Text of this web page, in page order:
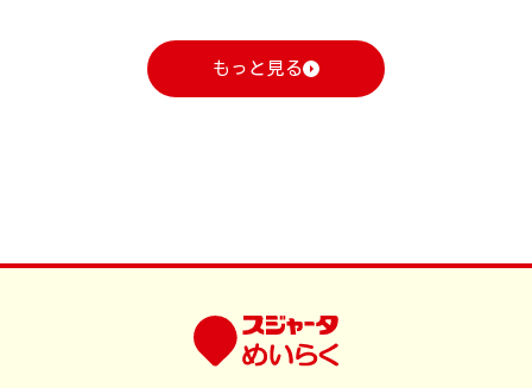
もっと見る